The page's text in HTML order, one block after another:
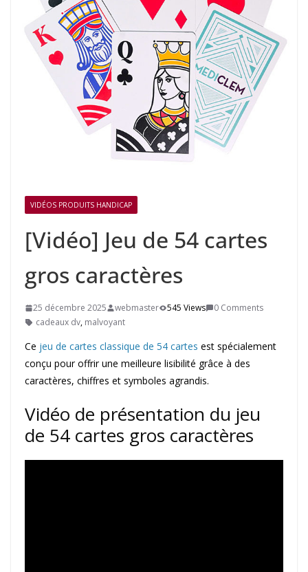
VIDÉOS PRODUITS HANDICAP
[Vidéo] Jeu de 54 cartes
gros caractères
25 décembre 2025 webmaster 545 Views
0 Comments
cadeaux dv, malvoyant
Ce jeu de cartes classique de 54 cartes est spécialement
conçu pour offrir une meilleure lisibilité grâce à des
caractères, chiffres et symboles agrandis.
Vidéo de présentation du jeu
de 54 cartes gros caractères